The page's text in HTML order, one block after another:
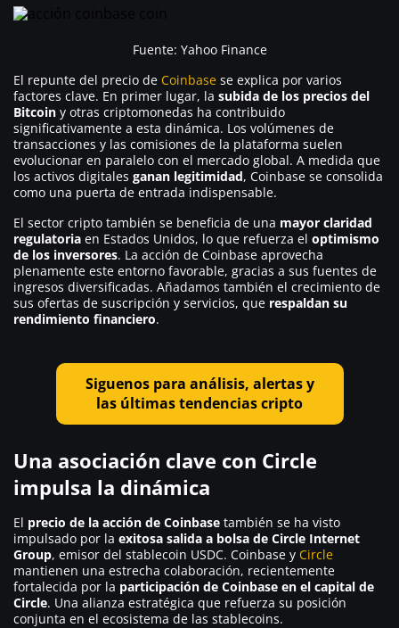
Fuente: Yahoo Finance
El repunte del precio de Coinbase se explica por varios
factores clave. En primer lugar, la subida de los precios del
Bitcoin y otras criptomonedas ha contribuido
significativamente a esta dinámica. Los volúmenes de
transacciones y las comisiones de la plataforma suelen
evolucionar en paralelo con el mercado global. A medida que
los activos digitales ganan legitimidad, Coinbase se consolida
como una puerta de entrada indispensable.
El sector cripto también se beneficia de una mayor claridad
regulatoria en Estados Unidos, lo que refuerza el optimismo
de los inversores. La acción de Coinbase aprovecha
plenamente este entorno favorable, gracias a sus fuentes de
ingresos diversificadas. Añadamos también el crecimiento de
sus ofertas de suscripción y servicios, que respaldan su
rendimiento financiero.
Siguenos para análisis, alertas y
las últimas tendencias cripto
Una asociación clave con Circle
impulsa la dinámica
El precio de la acción de Coinbase también se ha visto
impulsado por la exitosa salida a bolsa de Circle Internet
Group, emisor del stablecoin USDC. Coinbase y Circle
mantienen una estrecha colaboración, recientemente
fortalecida por la participación de Coinbase en el capital de
Circle. Una alianza estratégica que refuerza su posición
conjunta en el ecosistema de las stablecoins.